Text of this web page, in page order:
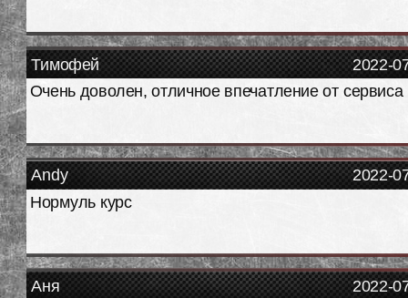
2022-
Тимофей
Очень доволен, отличное впечатление от сервиса
2022-
Andy
Нормуль курс
2022-
Аня